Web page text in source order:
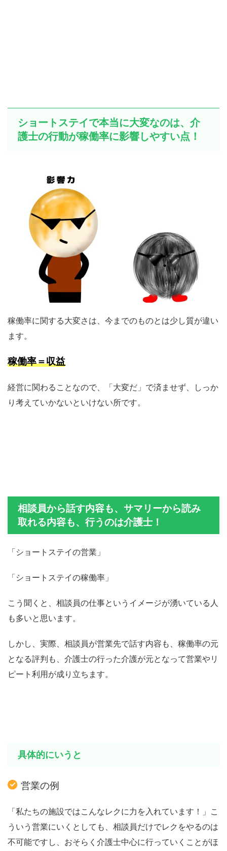
ショートステイで本当に大変なのは、介
護士の行動が稼働率に影響しやすい点！
稼働率に関する大変さは、今までのものとは少し質が違い
ます。
稼働率＝収益
経営に関わることなので、「大変だ」で済ませず、しっか
り考えていかないといけない所です。
相談員から話す内容も、サマリーから読み
取れる内容も、行うのは介護士！
「ショートステイの営業」
「ショートステイの稼働率」
こう聞くと、相談員の仕事というイメージが湧いている人
も多いと思います。
しかし、実際、相談員が営業先で話す内容も、稼働率の元
となる評判も、介護士の行った介護が元となって営業やリ
ピート利用が成り立ちます。
具体的にいうと
営業の例
「私たちの施設ではこんなレクに力を入れています！」こ
ういう営業にいくとしても、相談員だけでレクをやるのは
不可能ですし、おそらく介護士中心に行っていくことがほ